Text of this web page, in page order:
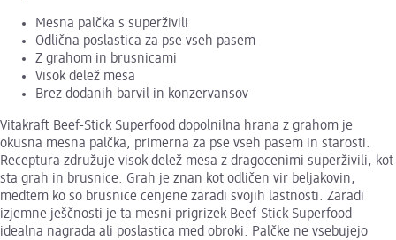
Mesna palčka s superživili
Odlična poslastica za pse vseh pasem
Z grahom in brusnicami
Visok delež mesa
Brez dodanih barvil in konzervansov
Vitakraft Beef-Stick Superfood dopolnilna hrana z grahom je
okusna mesna palčka, primerna za pse vseh pasem in starosti.
Receptura združuje visok delež mesa z dragocenimi superživili, kot
sta grah in brusnice. Grah je znan kot odličen vir beljakovin,
medtem ko so brusnice cenjene zaradi svojih lastnosti. Zaradi
izjemne ješčnosti je ta mesni prigrizek Beef-Stick Superfood
idealna nagrada ali poslastica med obroki. Palčke ne vsebujejo